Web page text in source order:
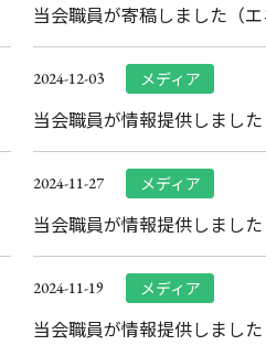
当会職員が寄稿しました（エ
2024-12-03 メディア
当会職員が情報提供しました
2024-11-27 メディア
当会職員が情報提供しました
2024-11-19 メディア
当会職員が情報提供しました